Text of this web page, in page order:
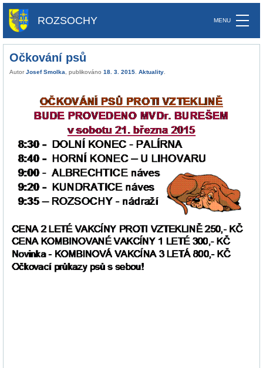
ROZSOCHY
Očkování psů
Autor Josef Smolka , publikováno 18. 3. 2015 Aktuality